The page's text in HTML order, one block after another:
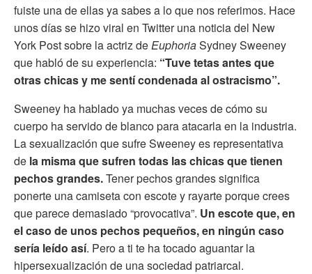
fuiste una de ellas ya sabes a lo que nos referimos. Hace
unos días se hizo viral en Twitter una noticia del New
York Post sobre la actriz deEuphoriaSydney Sweeney
que habló de su experiencia: “Tuve tetas antes que
otras chicas y me sentí condenada al ostracismo”.
Sweeney ha hablado ya muchas veces de cómo su
cuerpo ha servido de blanco para atacarla en la industria.
La sexualización que sufre Sweeney es representativa
de la misma que sufren todas las chicas que tienen
pechos grandes.Tener pechos grandes significa
ponerte una camiseta con escote y rayarte porque crees
que parece demasiado “provocativa”. Un escote que, en
el caso de unos pechos pequeños, en ningún caso
sería leído así. Pero a ti te ha tocado aguantar la
hipersexualización de una sociedad patriarcal.